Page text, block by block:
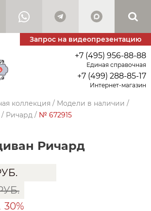
Запрос на видеопрезентацию
+7 (495) 956-88-88
Единая справочная
+7 (499) 288-85-17
Интернет-магазин
коллекция / Модели в наличии /
/ Ричард / № 672915
Ричард
30%